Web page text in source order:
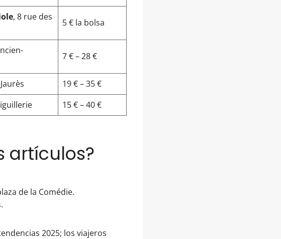
, 8 rue des
5 € la bolsa
7 € – 28 €
19 € – 35 €
15 € – 40 €
artículos?
de la Comédie.
2025; los viajeros